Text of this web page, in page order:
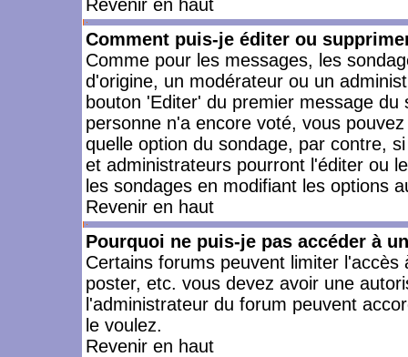
Revenir en haut
Comment puis-je éditer ou
Comme pour les messages, les
d'origine, un modérateur ou un
bouton 'Editer' du premier message
personne n'a encore voté, vous
quelle option du sondage, par contre,
et administrateurs pourront l'éditer ou
les sondages en modifiant les options
Revenir en haut
Pourquoi ne puis-je pas accéder à
Certains forums peuvent limiter
poster, etc. vous devez avoir une
l'administrateur du forum peuvent
le voulez.
Revenir en haut